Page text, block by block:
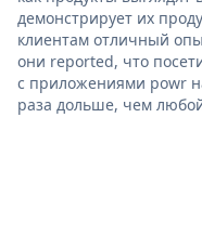
демонстрирует их
клиентам отличный
они reported, что
с приложениями powr
раза дольше, чем